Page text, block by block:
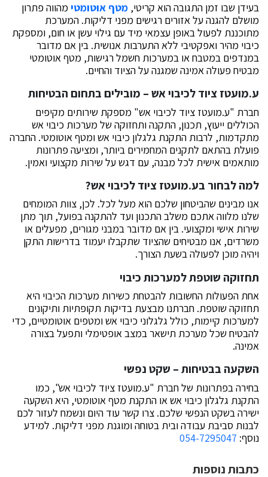
בעידן שבו זמן התגובה הוא קריטי, מטף אוטומטימהווה פתרון
מושלם להגנה על אזורים רגישים מפני דליקות. המערכת
מתוכננת לפעול באופן עצמאי מיד עם גילוי עשן או חום, ומספקת
כיבוי מהיר ואפקטיבי ללא התערבות אנושית. בין אם מדובר
במנדפים במטבח או במערכות חשמל רגישות, מטף אוטומטי
מבטיח פעולה אמינה שמגנה על הציוד והחיים.
ע.מועטז ציוד לכיבוי אש – מובילים בתחום הבטיחות
חברת "ע.מועטז ציוד לכיבוי אש" מספקת שירותים מקיפים
הכוללים ייעוץ, תכנון, התקנה ותחזוקה של מערכות כיבוי אש
מתקדמות, לרבות התקנת גלגלון כיבוי אש ומטף אוטומטי. החברה
פועלת בהתאם לתקנים המחמירים ביותר, ומציעה פתרונות
מותאמים אישית לכל מבנה, עם דגש על שירות מקצועי ואמין.
למה לבחור בע.מועטז ציוד לכיבוי אש?
אנו מבינים שהביטחון שלכם הוא מעל לכל. לכן, צוות המומחים
שלנו מלווה אתכם משלב התכנון ועד להתקנה בפועל, תוך מתן
שירות אישי ומקצועי. בין אם מדובר במבני מגורים, מפעלים או
משרדים, אנו מבטיחים שהציוד שתקבלו יעמוד בדרישות התקן
ויהיה מוכן לפעולה בשעת הצורך.
תחזוקה שוטפת למערכות כיבוי
אחת הפעולות החשובות להבטחת כשירות מערכות הכיבוי היא
תחזוקה שוטפת. חברתנו מבצעת בדיקות תקופתיות ותיקונים
למערכות קיימות, כולל גלגלוני כיבוי אש ומטפים אוטומטיים, כדי
להבטיח שכל מערכת תישאר במצב אופטימלי ותפעל בצורה
אמינה.
השקעה בבטיחות – שקט נפשי
בחירה בפתרונות של חברת "ע.מועטז ציוד לכיבוי אש", כמו
התקנת גלגלון כיבוי אש או התקנת מטף אוטומטי, היא השקעה
ישירה בשקט הנפשי שלכם. צרו קשר עוד היום ונשמח לעזור לכם
לבנות סביבת עבודה ובית בטוחה ומוגנת מפני דליקות. למידע
נוסף: 054-7295047
כתבות נוספות